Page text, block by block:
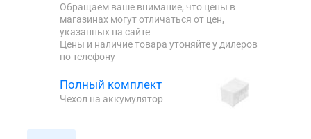
Обращаем ваше внимание, что цены в
магазинах могут отличаться от цен,
указанных на сайте
Цены и наличие товара утоняйте у дилеров
по телефону
Полный комплект
Чехол на аккумулятор